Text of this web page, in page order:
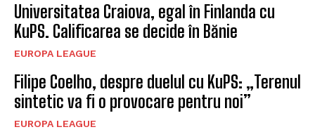
Universitatea Craiova, egal în Finlanda cu
KuPS. Calificarea se decide în Bănie
EUROPA LEAGUE
Filipe Coelho, despre duelul cu KuPS: „Terenul
sintetic va fi o provocare pentru noi”
EUROPA LEAGUE